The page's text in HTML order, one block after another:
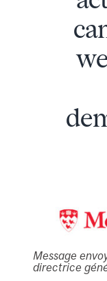
Message
directrice